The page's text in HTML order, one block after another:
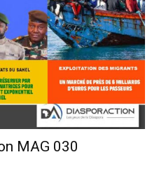
MAG 030